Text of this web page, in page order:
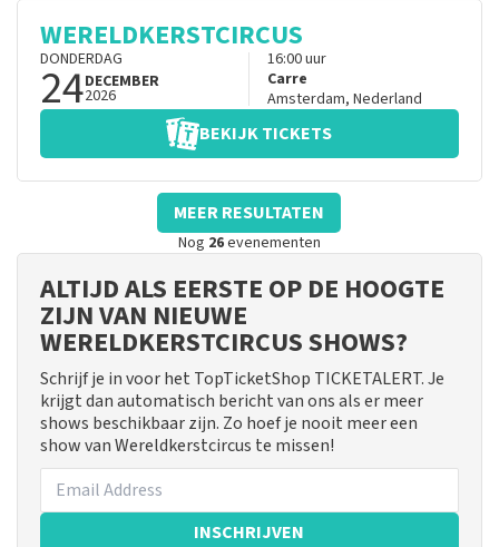
WERELDKERSTCIRCUS
DONDERDAG
24DECEMBER
2026
16:00uur
Carre
Amsterdam, Nederland
BEKIJK TICKETS
MEER RESULTATEN
Nog 26evenementen
ALTIJD ALS EERSTE OP DE HOOGTE
ZIJN VAN NIEUWE
WERELDKERSTCIRCUS SHOWS?
Schrijf je in voor het TopTicketShop TICKETALERT. Je
krijgt dan automatisch bericht van ons als er meer
shows beschikbaar zijn. Zo hoef je nooit meer een
show van Wereldkerstcircus te missen!
INSCHRIJVEN